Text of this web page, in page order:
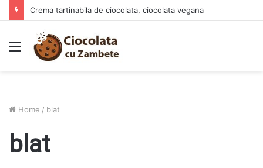
Crema tartinabila de ciocolata, ciocolata vegana
Menu
Home / blat
blat